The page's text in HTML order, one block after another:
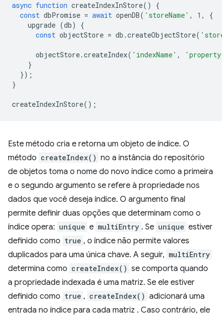
async function createIndexInStore()
{
const dbPromise = await openDB( 'storeName' , 1 ,
{
upgrade (db)
{
const objectStore = db .createObjectStore(
objectStore.createIndex( 'indexName' ,
}
});
}
createIndexInStore();
Este método cria e retorna um objeto de índice. O
método createIndex() no a instância do repositório
de objetos toma o nome do novo índice como a primeira
e o segundo argumento se refere à propriedade nos
dados que você deseja índice. O argumento final
permite definir duas opções que determinam como o
índice opera: unique e multiEntry . Se unique estiver
definido como true , o índice não permite valores
duplicados para uma única chave. A seguir, multiEntry
determina como createIndex() se comporta quando
a propriedade indexada é uma matriz. Se ele estiver
definido como true , createIndex() adicionará uma
entrada no índice para cada matriz . Caso contrário, ele